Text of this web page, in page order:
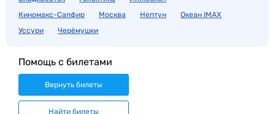
Киномакс-Сапфир
Москва Нептун
Океан IMAX
Уссури
Черёмушки
Помощь с билетами
Вернуть билеты
Найти билеты